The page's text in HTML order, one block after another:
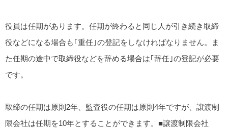
役員は任期があります。任期が終わると同じ人が引き続き取締
役などになる場合も｢重任｣の登記をしなければなりません。ま
た任期の途中で取締役などを辞める場合は｢辞任｣の登記が必要
です。
取締の任期は原則2年、監査役の任期は原則4年ですが、譲渡制
限会社は任期を10年とすることができます。■譲渡制限会社